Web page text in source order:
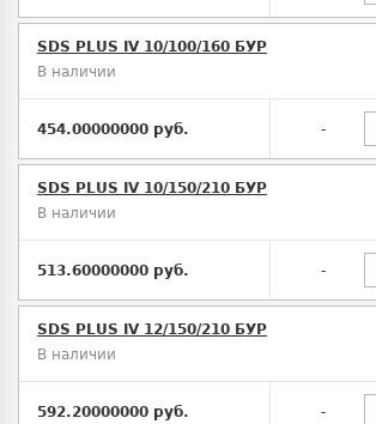
SDS PLUS IV 10/100/160 БУР
В наличии
454.00000000 руб. -
SDS PLUS IV 10/150/210 БУР
В наличии
513.60000000 руб. -
SDS PLUS IV 12/150/210 БУР
В наличии
592.20000000 руб. -